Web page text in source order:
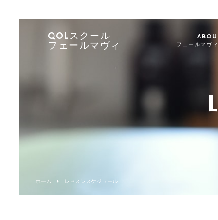
QOLスクール
フェールマヴィ
フェールマヴ
ホーム レッスンスケジュール